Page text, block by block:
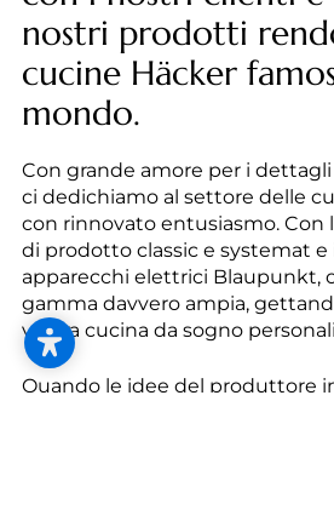
nostri prodotti
cucine Häcker
mondo.
Con grande amore per i
ci dedichiamo al settore delle
con rinnovato entusiasmo. Con
di prodotto classic e systemat
apparecchi elettrici Blaupunkt,
gamma davvero ampia,
vostra cucina da sogno
Quando le idee del produttore